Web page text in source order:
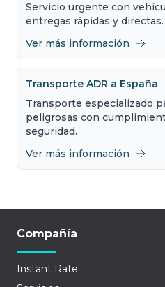
Servicio urgente con
entregas rápidas y directas.
Ver más información
Transporte ADR a España
Transporte especializado
peligrosas con
seguridad.
Ver más información
Compañía
Instant Rate